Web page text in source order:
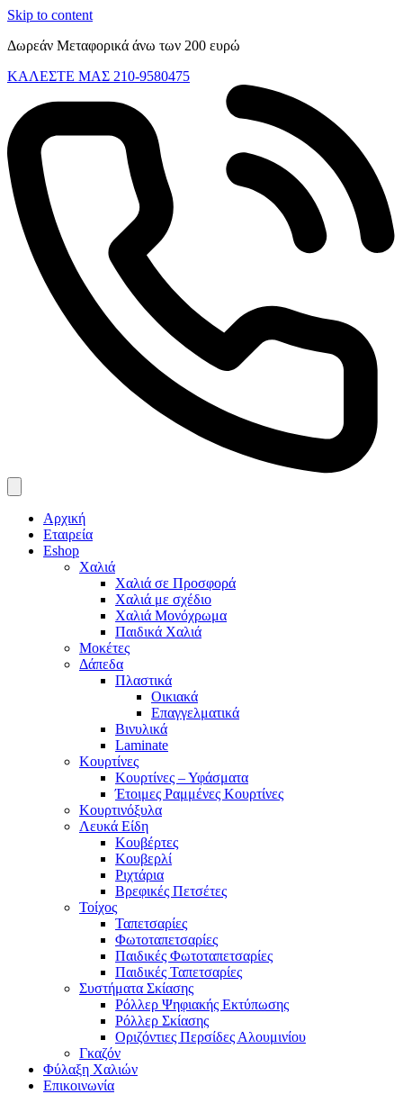
Skip to content
Δωρεάν Μεταφορικά άνω των 200 ευρώ
ΚΑΛΕΣΤΕ ΜΑΣ 210-9580475
Αρχική
Εταιρεία
Eshop
Χαλιά
Χαλιά σε Προσφορά
Χαλιά με σχέδιο
Χαλιά Μονόχρωμα
Παιδικά Χαλιά
Μοκέτες
Δάπεδα
Πλαστικά
Οικιακά
Επαγγελματικά
Βινυλικά
Laminate
Κουρτίνες
Κουρτίνες – Υφάσματα
Έτοιμες Ραμμένες Κουρτίνες
Κουρτινόξυλα
Λευκά Είδη
Κουβέρτες
Κουβερλί
Ριχτάρια
Βρεφικές Πετσέτες
Τοίχος
Ταπετσαρίες
Φωτοταπετσαρίες
Παιδικές Φωτοταπετσαρίες
Παιδικές Ταπετσαρίες
Συστήματα Σκίασης
Ρόλλερ Ψηφιακής Εκτύπωσης
Ρόλλερ Σκίασης
Οριζόντιες Περσίδες Αλουμινίου
Γκαζόν
Φύλαξη Χαλιών
Επικοινωνία